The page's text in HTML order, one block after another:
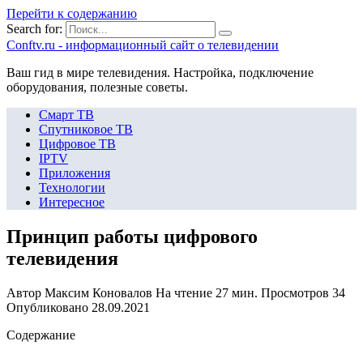
Перейти к содержанию
Search for:
Сonftv.ru - информационный сайт о телевидении
Ваш гид в мире телевидения. Настройка, подключение
оборудования, полезные советы.
Смарт ТВ
Спутниковое ТВ
Цифровое ТВ
IPTV
Приложения
Технологии
Интересное
Принцип работы цифрового
телевидения
Автор Максим Коновалов На чтение 27 мин. Просмотров 34
Опубликовано 28.09.2021
Содержание